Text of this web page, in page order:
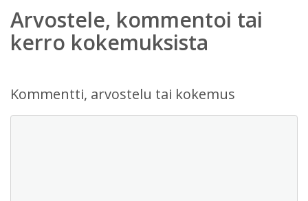
Arvostele, kommentoi tai
kerro kokemuksista
Kommentti, arvostelu tai kokemus